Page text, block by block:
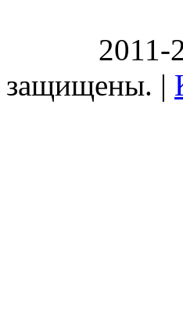
2011-
защищены. |